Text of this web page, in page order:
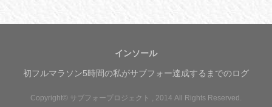
インソール
初フルマラソン5時間の私がサブフォー達成するまでのログ
Copyright© サブフォープロジェクト , 2014 All Rights Reserved.